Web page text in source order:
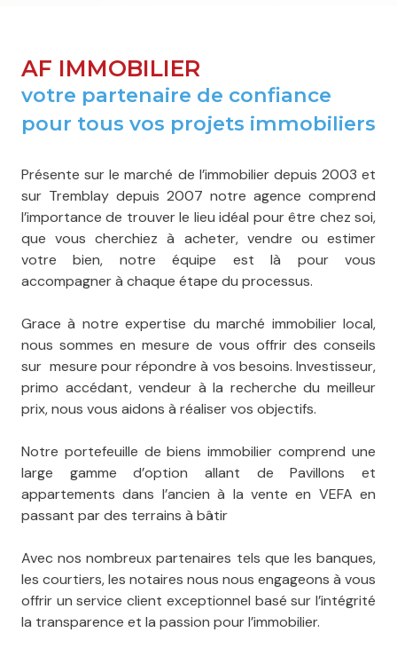
AF IMMOBILIER
votre partenaire de confiance
pour tous vos projets immobiliers
Présente sur le marché de l’immobilier depuis 2003 et
sur Tremblay depuis 2007 notre agence comprend
l’importance de trouver le lieu idéal pour être chez soi,
que vous cherchiez à acheter, vendre ou estimer
votre bien, notre équipe est là pour vous
accompagner à chaque étape du processus.
Grace à notre expertise du marché immobilier local,
nous sommes en mesure de vous offrir des conseils
sur mesure pour répondre à vos besoins. Investisseur,
primo accédant, vendeur à la recherche du meilleur
prix, nous vous aidons à réaliser vos objectifs.
Notre portefeuille de biens immobilier comprend une
large gamme d’option allant de Pavillons et
appartements dans l’ancien à la vente en VEFA en
passant par des terrains à bâtir
Avec nos nombreux partenaires tels que les banques,
les courtiers, les notaires nous nous engageons à vous
offrir un service client exceptionnel basé sur l’intégrité
la transparence et la passion pour l’immobilier.